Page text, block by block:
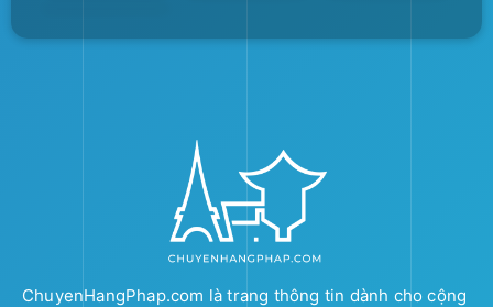
ChuyenHangPhap.com là trang thông tin dành cho cộng